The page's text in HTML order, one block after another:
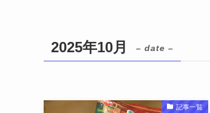
2025年10月 – date –
記事一覧